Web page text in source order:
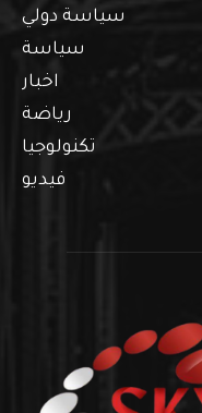
سياسة دولي
سياسة
اخبار
رياضة
تكنولوجيا
فيديو